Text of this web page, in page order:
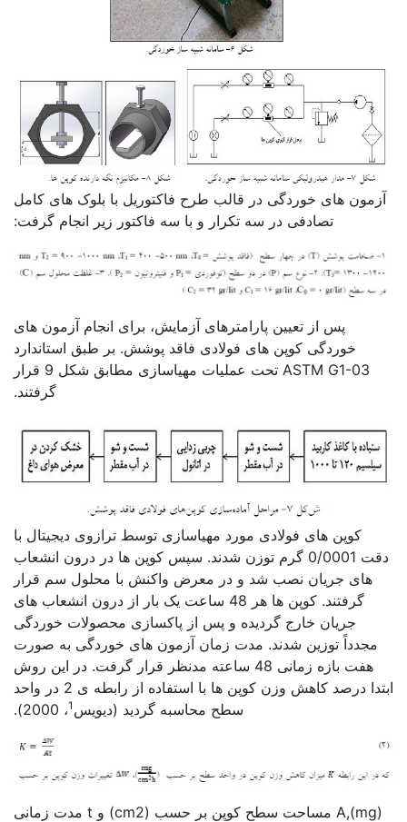
آزمون های خوردگی در قالب طرح فاکتوریل با بلوک های کامل
تصادفی در سه تکرار و با سه فاکتور زیر انجام گرفت:
پس از تعیین پارامترهای آزمایش، برای انجام آزمون های
خوردگی کوپن های فولادی فاقد پوشش. بر طبق استاندارد
ASTM G1-03 تحت عملیات مهیاسازی مطابق شکل 9 قرار
گرفتند.
کوپن های فولادی مورد مهیاسازی توسط ترازوی دیجیتال با
دقت 0/0001 گرم توزن شدند. سپس کوپن ها در درون انشعاب
های جریان نصب شد و در معرض واکنش با محلول سم قرار
گرفتند. کوپن ها هر 48 ساعت یک بار از درون انشعاب های
جریان خارج گردیده و پس از پاکسازی محصولات خوردگی
مجدداً توزین شدند. مدت زمان آزمون های خوردگی به صورت
هفت بازه زمانی 48 ساعته مدنظر قرار گرفت. در این روش
ابتدا درصد کاهش وزن کوپن ها با استفاده از رابطه ی 2 در واحد
سطح محاسبه گردید (دیویس 1، 2000).
(mg),A مساحت سطح کوپن بر حسب (cm2) و t مدت زمانی